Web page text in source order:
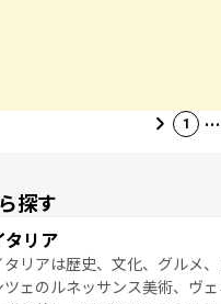
1 …
探す
タリア
タリアは歴史、文化、グルメ
ツェのルネッサンス美術、ヴ